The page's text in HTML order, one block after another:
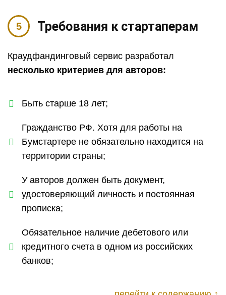
Требования к стартаперам
Краудфандинговый сервис разработал
несколько критериев для авторов:
Быть старше 18 лет;
Гражданство РФ. Хотя для работы на
Бумстартере не обязательно находится на
территории страны;
У авторов должен быть документ,
удостоверяющий личность и постоянная
прописка;
Обязательное наличие дебетового или
кредитного счета в одном из российских
банков;